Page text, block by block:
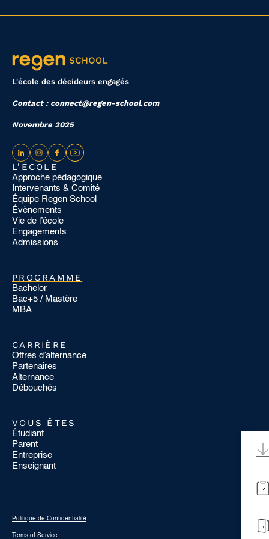
L'école des décideurs engagés
Contact : connect@regen-school.com
Novembre 2025
L’ÉCOLE
Approche pédagogique
Intervenants & Comité
Équipe Regen School
Évènements
Vie de l’école
Engagements
Admissions
PROGRAMME
Bachelor
Bac+5 / Mastère
MBA
CARRIÈRE
Offres d’alternance
Partenaires
Alternance
Débouchés
VOUS ÊTES
Étudiant
Parent
Entreprise
Enseignant
Politique de Confidentialité
Terms of Service